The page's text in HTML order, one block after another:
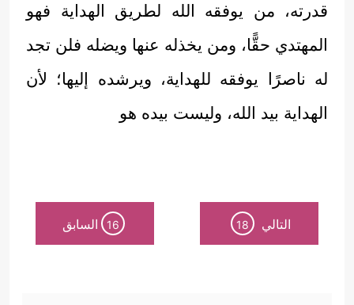
قدرته، من يوفقه الله لطريق الهداية فهو
المهتدي حقًّا، ومن يخذله عنها ويضله فلن تجد
له ناصرًا يوفقه للهداية، ويرشده إليها؛ لأن
الهداية بيد الله، وليست بيده هو
التالي 18
16 السابق